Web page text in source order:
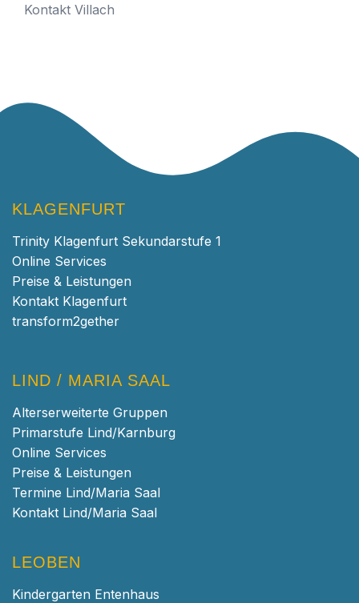
Kontakt Villach
KLAGENFURT
Trinity Klagenfurt Sekundarstufe 1
Online Services
Preise & Leistungen
Kontakt Klagenfurt
transform2gether
LIND / MARIA SAAL
Alterserweiterte Gruppen
Primarstufe Lind/Karnburg
Online Services
Preise & Leistungen
Termine Lind/Maria Saal
Kontakt Lind/Maria Saal
LEOBEN
Kindergarten Entenhaus